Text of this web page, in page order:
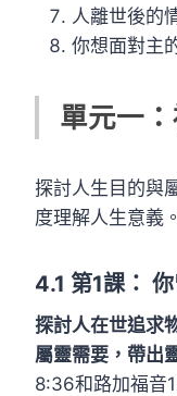
人離世後的
你想面對主
單元一
探討人生目的與
度理解人生意義。
4.1 第1課：
探討人在世追求
屬靈需要，帶出
8:36和路加福音